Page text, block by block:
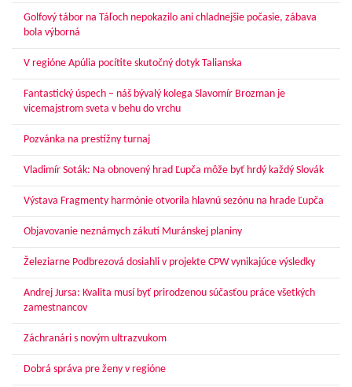
Golfový tábor na Táľoch nepokazilo ani chladnejšie počasie, zábava
bola výborná
V regióne Apúlia pocítite skutočný dotyk Talianska
Fantastický úspech – náš bývalý kolega Slavomír Brozman je
vicemajstrom sveta v behu do vrchu
Pozvánka na prestížny turnaj
Vladimír Soták: Na obnovený hrad Ľupča môže byť hrdý každý Slovák
Výstava Fragmenty harmónie otvorila hlavnú sezónu na hrade Ľupča
Objavovanie neznámych zákutí Muránskej planiny
Železiarne Podbrezová dosiahli v projekte CPW vynikajúce výsledky
Andrej Jursa: Kvalita musí byť prirodzenou súčasťou práce všetkých
zamestnancov
Záchranári s novým ultrazvukom
Dobrá správa pre ženy v regióne